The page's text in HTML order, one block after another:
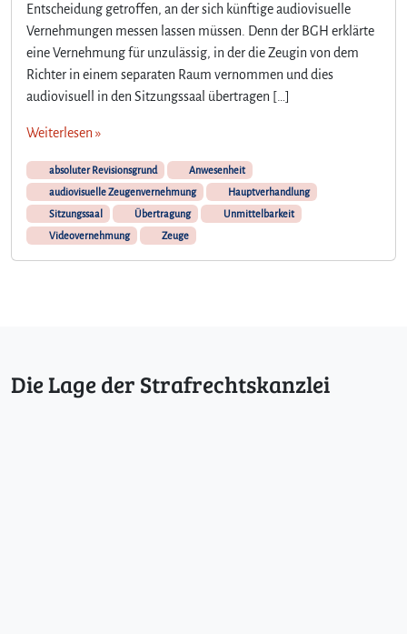
Entscheidung getroffen, an der sich künftige audiovisuelle
Vernehmungen messen lassen müssen. Denn der BGH erklärte
eine Vernehmung für unzulässig, in der die Zeugin von dem
Richter in einem separaten Raum vernommen und dies
audiovisuell in den Sitzungssaal übertragen […]
Weiterlesen »
absoluter Revisionsgrund
Anwesenheit
audiovisuelle Zeugenvernehmung
Hauptverhandlung
Sitzungssaal
Übertragung
Unmittelbarkeit
Videovernehmung
Zeuge
Die Lage der Strafrechtskanzlei